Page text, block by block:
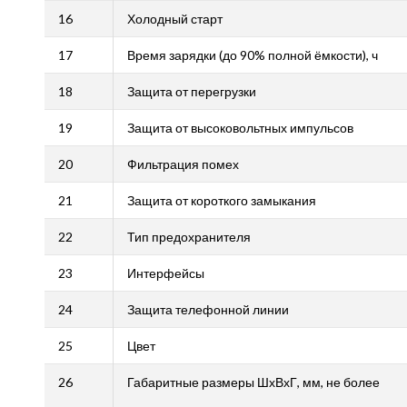
16 Холодный старт
17 Время зарядки (до 90% полной ёмкости), ч
18 Защита от перегрузки
19 Защита от высоковольтных импульсов
20 Фильтрация помех
21 Защита от короткого замыкания
22 Тип предохранителя
23 Интерфейсы
24 Защита телефонной линии
25 Цвет
26 Габаритные размеры ШхВхГ, мм, не более